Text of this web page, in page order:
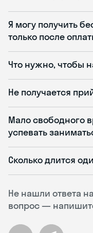
Не нашли ответа
вопрос —
Я могу получить
только после
Что нужно, чтобы
Не получается
Мало свободного
успевать
Сколько длится